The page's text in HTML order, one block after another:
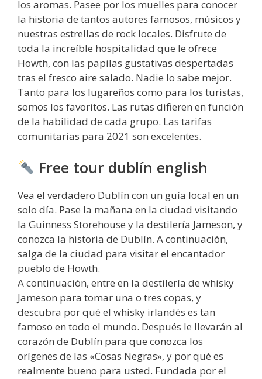
los aromas. Pasee por los muelles para conocer
la historia de tantos autores famosos, músicos y
nuestras estrellas de rock locales. Disfrute de
toda la increíble hospitalidad que le ofrece
Howth, con las papilas gustativas despertadas
tras el fresco aire salado. Nadie lo sabe mejor.
Tanto para los lugareños como para los turistas,
somos los favoritos. Las rutas difieren en función
de la habilidad de cada grupo. Las tarifas
comunitarias para 2021 son excelentes.
Free tour dublín english
Vea el verdadero Dublín con un guía local en un
solo día. Pase la mañana en la ciudad visitando
la Guinness Storehouse y la destilería Jameson, y
conozca la historia de Dublín. A continuación,
salga de la ciudad para visitar el encantador
pueblo de Howth.
A continuación, entre en la destilería de whisky
Jameson para tomar una o tres copas, y
descubra por qué el whisky irlandés es tan
famoso en todo el mundo. Después le llevarán al
corazón de Dublín para que conozca los
orígenes de las «Cosas Negras», y por qué es
realmente bueno para usted. Fundada por el